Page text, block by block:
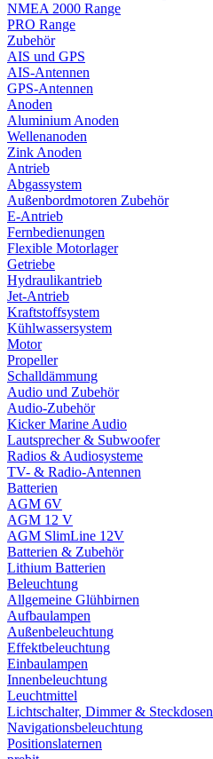
NMEA 2000 Range
PRO Range
Zubehör
AIS und GPS
AIS-Antennen
GPS-Antennen
Anoden
Aluminium Anoden
Wellenanoden
Zink Anoden
Antrieb
Abgassystem
Außenbordmotoren Zubehör
E-Antrieb
Fernbedienungen
Flexible Motorlager
Getriebe
Hydraulikantrieb
Jet-Antrieb
Kraftstoffsystem
Kühlwassersystem
Motor
Propeller
Schalldämmung
Audio und Zubehör
Audio-Zubehör
Kicker Marine Audio
Lautsprecher & Subwoofer
Radios & Audiosysteme
TV- & Radio-Antennen
Batterien
AGM 6V
AGM 12 V
AGM SlimLine 12V
Batterien & Zubehör
Lithium Batterien
Beleuchtung
Allgemeine Glühbirnen
Aufbaulampen
Außenbeleuchtung
Effektbeleuchtung
Einbaulampen
Innenbeleuchtung
Leuchtmittel
Lichtschalter, Dimmer & Steckdosen
Navigationsbeleuchtung
Positionslaternen